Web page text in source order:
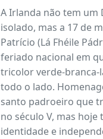
A Irlanda não tem um
isolado, mas a 17 de
Patrício (Lá Fhéile
feriado nacional em
tricolor verde-
todo o lado.
santo padroeiro que
no século V, mas hoje
identidade e